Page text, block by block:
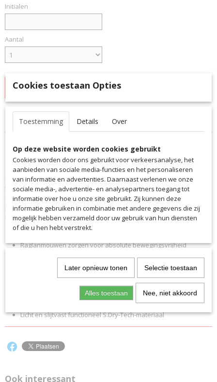
Initialen
Aantal
IN WINKELWAGEN
Specificaties
6172
EAN code
6172
Productcode leverancier
6172
Productinformatie "SallerX.72 sweatshirt"
Of het nu in de beslissende warming-upfase voor de wedstrijd is of
tijdens de training - met dit sweatshirt ben je perfect uitgerust. Het
S.Dry-Tech materiaal is bijzonder licht, zweetafvoerend en ademend
met langdurig draagcomfort. De ventilatie kan ook worden aangepast
met de korte ritssluiting en vergemakkelijkt ook het aan- en uittrekken.
Raglanmouwen zorgen voor absolute bewegingsvrijheid
Dynamisch gestreept grafisch ontwerp op schouders en armen
Verstelbare tailleband met trekkoord voor een persoonlijke
Atletische snit voor een sportieve pasvorm
Ideaal voor sport en vrije tijd
Licht en slijtvast functioneel S.Dry-Tech-materiaal
Ook interessant
Cookies toestaan Opties
Toestemming Details Over
Op deze website worden cookies gebruikt
Cookies worden door ons gebruikt voor verkeersanalyse, het
aanbieden van sociale media-functies en het personaliseren
van informatie en advertenties. Daarnaast verlenen we onze
sociale media-, advertentie- en analysepartners toegang tot
informatie over hoe u onze site gebruikt. Zij kunnen deze
informatie gebruiken in combinatie met andere gegevens die zij
mogelijk hebben verzameld door uw gebruik van hun diensten
of die u hen hebt verstrekt.
Later opnieuw tonen Selectie toestaan
Alles toestaan Nee, niet akkoord